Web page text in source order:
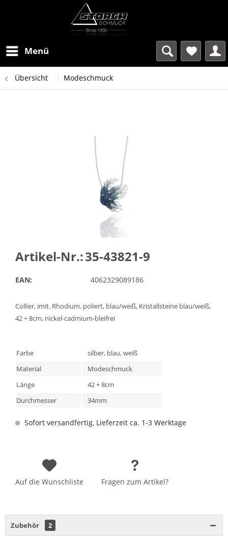
Menü
Übersicht Modeschmuck
Artikel-Nr.:35-43821-9
EAN: 4062329089186
Collier, imit. Rhodium, poliert, blau/weiß, Kristallsteine blau/weiß,
42 + 8cm, nickel-cadmium-bleifrei
Farbe
silber, blau, weiß
Material
Modeschmuck
Länge
42 + 8cm
Durchmesser
34mm
Sofort versandfertig, Lieferzeit ca. 1-3 Werktage
Auf die Wunschliste Fragen zum Artikel?
Zubehör 2